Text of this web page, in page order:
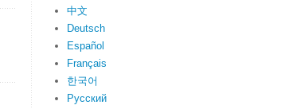
中文
Deutsch
Español
Français
한국어
Русский